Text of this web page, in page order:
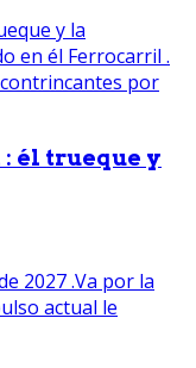
él trueque y